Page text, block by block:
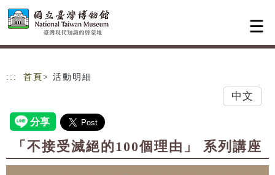
跳到主要內容
網站導覽
::: 首頁 > 活動明細
中文
「不接受滅絕的100個理由」 系列講座